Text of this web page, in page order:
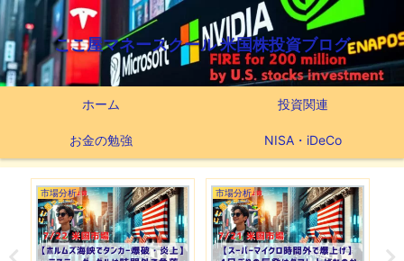
ここ屋マネースクール 米国株投資ブログ
ホーム 投資関連
お金の勉強 NISA・iDeCo
市場分析 市場分析